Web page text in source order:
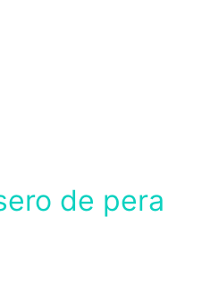
de pera